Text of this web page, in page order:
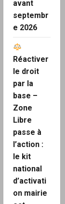
avant
septembr
e 2026
Réactiver
le droit
par la
base –
Zone
Libre
passe à
l’action :
le kit
national
d’activati
on mairie